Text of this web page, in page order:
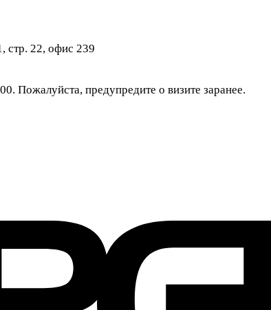
стр. 22, офис 239
Пожалуйста, предупредите о визите заранее.